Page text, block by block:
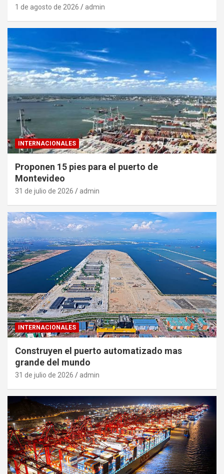
1 de agosto de 2026 admin
INTERNACIONALES
Proponen 15 pies para el puerto de
Montevideo
31 de julio de 2026 admin
INTERNACIONALES
Construyen el puerto automatizado mas
grande del mundo
31 de julio de 2026 admin